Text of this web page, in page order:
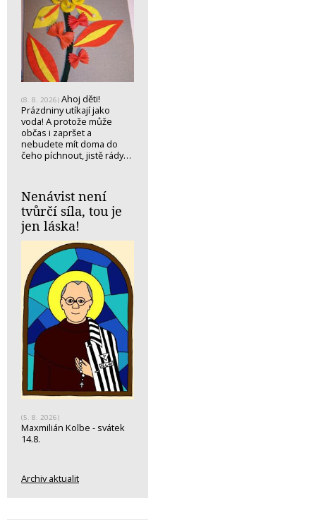
(8. 8. 2026) Ahoj děti!
Prázdniny utíkají jako
voda! A protože může
občas i zapršet a
nebudete mít doma do
čeho píchnout, jistě rády…
Nenávist není
tvůrčí síla, tou je
jen láska!
(5. 8. 2026)
Maxmilián Kolbe - svátek
14.8.
Archiv aktualit